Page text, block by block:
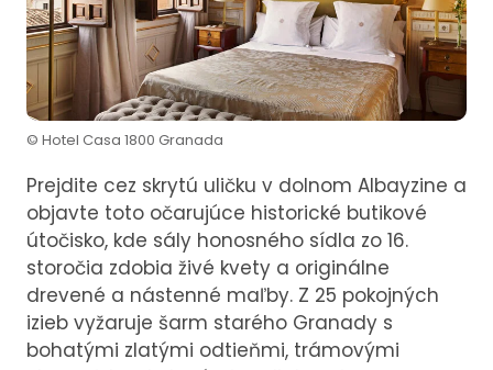
© Hotel Casa 1800 Granada
Prejdite cez skrytú uličku v dolnom Albayzine a
objavte toto očarujúce historické butikové
útočisko, kde sály honosného sídla zo 16.
storočia zdobia živé kvety a originálne
drevené a nástenné maľby. Z 25 pokojných
izieb vyžaruje šarm starého Granady s
bohatými zlatými odtieňmi, trámovými